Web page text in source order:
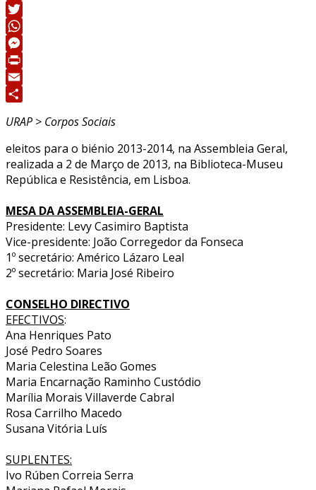
Facebook
Twitter
WhatsApp
Messenger
Print
Email
URAP > Corpos Sociais
eleitos para o biénio 2013-2014, na Assembleia Geral,
realizada a 2 de Março de 2013, na Biblioteca-Museu
República e Resistência, em Lisboa.
MESA DA ASSEMBLEIA-GERAL
Presidente: Levy Casimiro Baptista
Vice-presidente: João Corregedor da Fonseca
1º secretário: Américo Lázaro Leal
2º secretário: Maria José Ribeiro
CONSELHO DIRECTIVO
EFECTIVOS:
Ana Henriques Pato
José Pedro Soares
Maria Celestina Leão Gomes
Maria Encarnação Raminho Custódio
Marília Morais Villaverde Cabral
Rosa Carrilho Macedo
Susana Vitória Luís
SUPLENTES:
Ivo Rúben Correia Serra